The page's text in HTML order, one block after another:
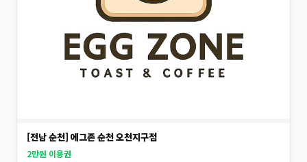
[전남 순천] 에그존 순천 오천지구점
2만원 이용권